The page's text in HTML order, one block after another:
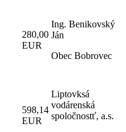
280,00
EUR
Ing. Benikovský
Ján
Obec Bobrovec
598,14
EUR
Liptovksá
vodárenská
spoločnostť, a.s.